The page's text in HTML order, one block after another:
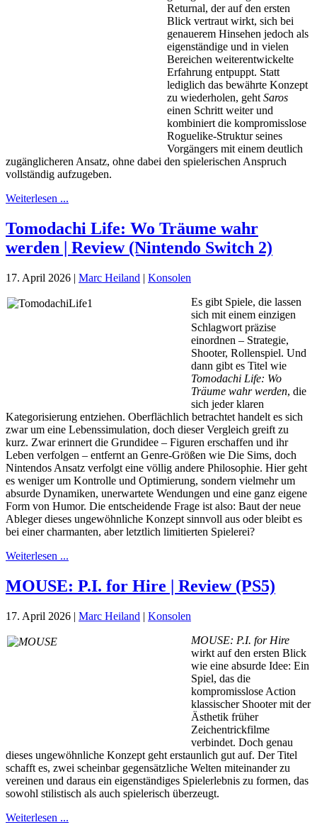
Returnal, der auf den ersten
Blick vertraut wirkt, sich bei
genauerem Hinsehen jedoch als
eigenständige und in vielen
Bereichen weiterentwickelte
Erfahrung entpuppt. Statt
lediglich das bewährte Konzept
zu wiederholen, geht Saros
einen Schritt weiter und
kombiniert die kompromisslose
Roguelike-Struktur seines
Vorgängers mit einem deutlich
zugänglicheren Ansatz, ohne dabei den spielerischen Anspruch
vollständig aufzugeben.
Weiterlesen ...
Tomodachi Life: Wo Träume wahr
werden | Review (Nintendo Switch 2)
17. April 2026 | Marc Heiland | Konsolen
Es gibt Spiele, die lassen
sich mit einem einzigen
Schlagwort präzise
einordnen – Strategie,
Shooter, Rollenspiel. Und
dann gibt es Titel wie
Tomodachi Life: Wo
Träume wahr werden, die
sich jeder klaren
Kategorisierung entziehen. Oberflächlich betrachtet handelt es sich
zwar um eine Lebenssimulation, doch dieser Vergleich greift zu
kurz. Zwar erinnert die Grundidee – Figuren erschaffen und ihr
Leben verfolgen – entfernt an Genre-Größen wie Die Sims, doch
Nintendos Ansatz verfolgt eine völlig andere Philosophie. Hier geht
es weniger um Kontrolle und Optimierung, sondern vielmehr um
absurde Dynamiken, unerwartete Wendungen und eine ganz eigene
Form von Humor. Die entscheidende Frage ist also: Baut der neue
Ableger dieses ungewöhnliche Konzept sinnvoll aus oder bleibt es
bei einer charmanten, aber letztlich limitierten Spielerei?
Weiterlesen ...
MOUSE: P.I. for Hire | Review (PS5)
17. April 2026 | Marc Heiland | Konsolen
MOUSE: P.I. for Hire
wirkt auf den ersten Blick
wie eine absurde Idee: Ein
Spiel, das die
kompromisslose Action
klassischer Shooter mit der
Ästhetik früher
Zeichentrickfilme
verbindet. Doch genau
dieses ungewöhnliche Konzept geht erstaunlich gut auf. Der Titel
schafft es, zwei scheinbar gegensätzliche Welten miteinander zu
vereinen und daraus ein eigenständiges Spielerlebnis zu formen, das
sowohl stilistisch als auch spielerisch überzeugt.
Weiterlesen ...